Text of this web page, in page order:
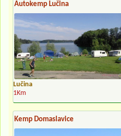
Autokemp Lučina
Lučina
1Km
Kemp Domaslavice